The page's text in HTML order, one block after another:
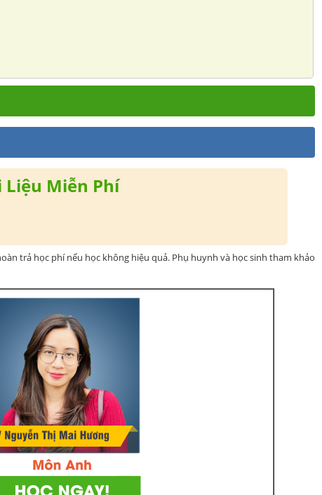
Liệu Miễn Phí
trả học phí nếu học không hiệu quả. Phụ huynh và học sinh tham khảo